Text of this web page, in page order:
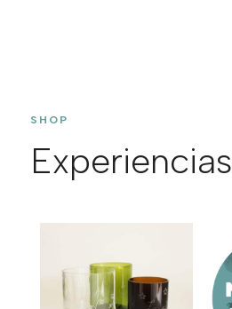
SHOP
Experiencias